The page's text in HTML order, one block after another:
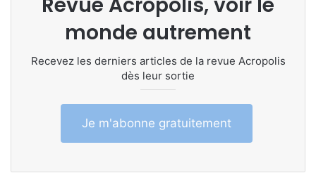
monde autrement
Recevez les derniers articles de la revue Acropolis
dès leur sortie
Je m'abonne gratuitement